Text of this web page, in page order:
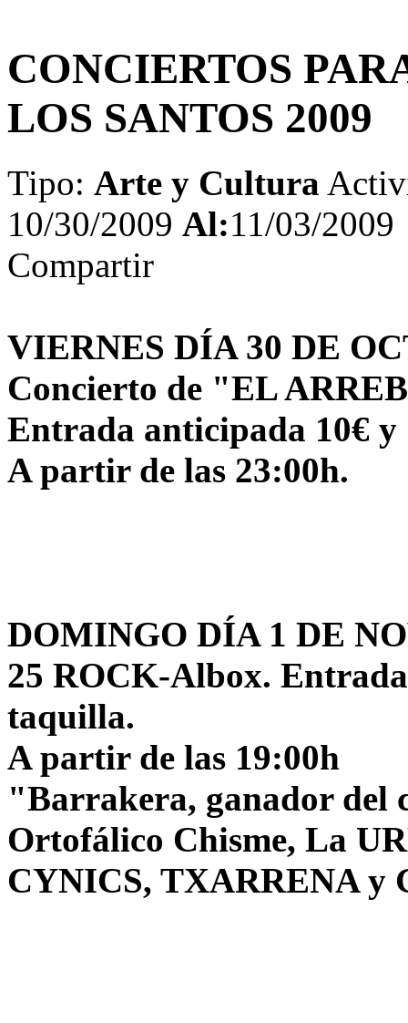
CONCIERTOS
LOS SANTOS 2009
Tipo: Arte y Cultura
10/30/2009 Al:11/03/2009
Compartir
VIERNES DÍA 30 DE
Concierto de "EL
Entrada anticipada 10€ y
A partir de las 23:00h.
DOMINGO DÍA 1 DE
25 ROCK-Albox.
taquilla.
A partir de las 19:00h
"Barrakera, ganador del
Ortofálico Chisme, La
CYNICS, TXARRENA